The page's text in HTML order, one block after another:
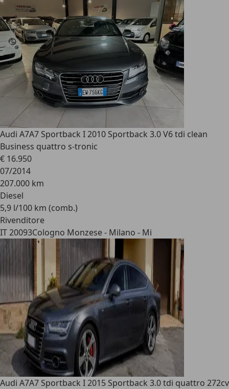
Audi A7A7 Sportback I 2010 Sportback 3.0 V6 tdi clean
Business quattro s-tronic
€ 16.950
07/2014
207.000 km
Diesel
5,9 l/100 km (comb.)
Rivenditore
IT 20093Cologno Monzese - Milano - Mi
Audi A7A7 Sportback I 2015 Sportback 3.0 tdi quattro 272cv